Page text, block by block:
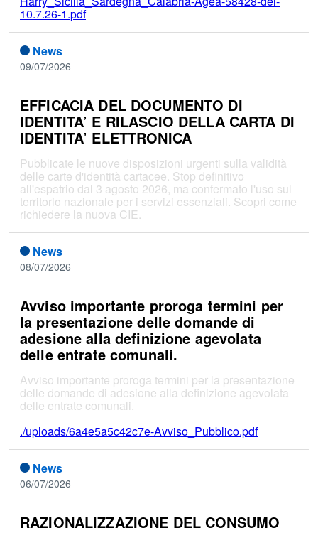
10.7.26-1.pdf
News
09/07/2026
EFFICACIA DEL DOCUMENTO DI
IDENTITA’ E RILASCIO DELLA CARTA DI
IDENTITA’ ELETTRONICA
Pubblicate le nuove disposizioni urgenti sulla validità
delle carte d'identità cartacee. Stop definitivo
all'espatrio dal 3 agosto 2026, ma confermato l'uso sul
territorio nazionale per i servizi essenziali. Scopri come
richiedere la nuova CIE.
News
08/07/2026
Avviso importante proroga termini per
la presentazione delle domande di
adesione alla definizione agevolata
delle entrate comunali.
Avviso importante proroga termini per la presentazione
delle domande di adesione alla definizione agevolata
delle entrate comunali.
./uploads/6a4e5a5c42c7e-Avviso_Pubblico.pdf
News
06/07/2026
RAZIONALIZZAZIONE DEL CONSUMO